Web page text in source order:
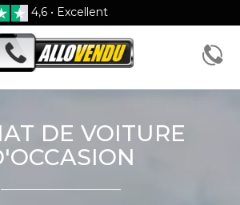
4,6 • Excellent
DE VOITURE